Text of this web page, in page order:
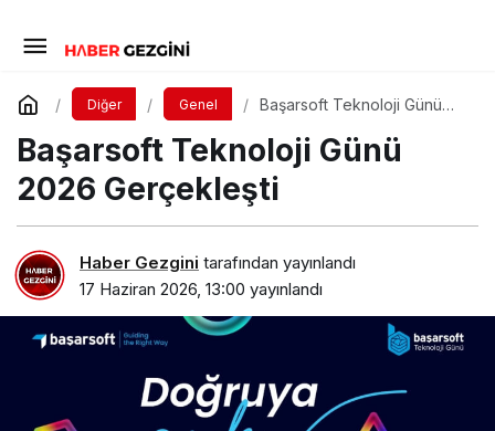
Diğer Genel
Başarsoft Teknoloji Günü
Başarsoft Teknoloji Günü
2026 Gerçekleşti
Haber Gezgini tarafından yayınlandı
17 Haziran 2026, 13:00 yayınlandı